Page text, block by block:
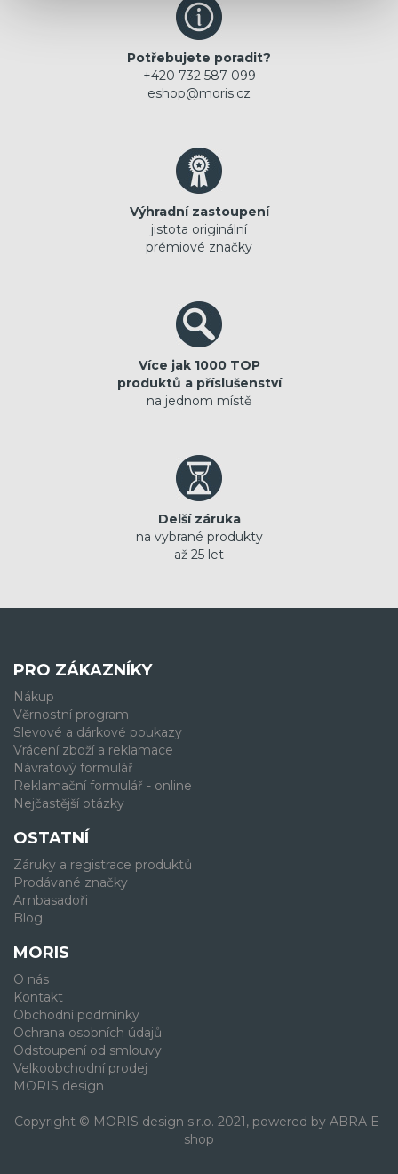
Potřebujete poradit?
+420 732 587 099
eshop@moris.cz
Výhradní zastoupení
jistota originální
prémiové značky
Více jak 1000 TOP
produktů a příslušenství
na jednom místě
Delší záruka
na vybrané produkty
až 25 let
PRO ZÁKAZNÍKY
Nákup
Věrnostní program
Slevové a dárkové poukazy
Vrácení zboží a reklamace
Návratový formulář
Reklamační formulář - online
Nejčastější otázky
OSTATNÍ
Záruky a registrace produktů
Prodávané značky
Ambasadoři
Blog
MORIS
O nás
Kontakt
Obchodní podmínky
Ochrana osobních údajů
Odstoupení od smlouvy
Velkoobchodní prodej
MORIS design
Copyright © MORIS design s.r.o. 2021, powered by ABRA E-
shop